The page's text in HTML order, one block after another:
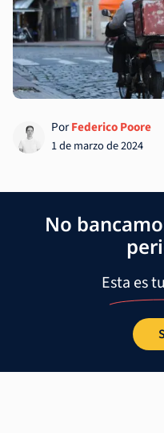
PorFederico Poore
1 de marzo de 2024
No
Esta es